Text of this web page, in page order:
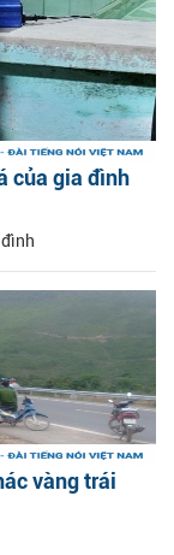
của gia đình
vàng trái